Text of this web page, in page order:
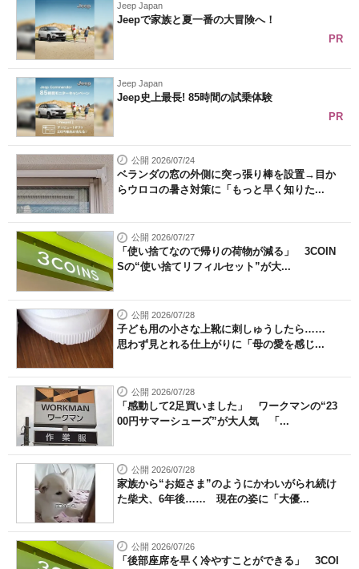
Jeep Japan
Jeepで家族と夏一番の大冒険へ！
PR
Jeep Japan
Jeep史上最長! 85時間の試乗体験
PR
公開 2026/07/24
ベランダの窓の外側に突っ張り棒を設置→目か
らウロコの暑さ対策に「もっと早く知りた...
公開 2026/07/27
「使い捨てなので帰りの荷物が減る」 3COIN
Sの“使い捨てリフィルセット”が大...
公開 2026/07/28
子ども用の小さな上靴に刺しゅうしたら……
思わず見とれる仕上がりに「母の愛を感じ...
公開 2026/07/28
「感動して2足買いました」 ワークマンの“23
00円サマーシューズ”が大人気 「...
公開 2026/07/28
家族から“お姫さま”のようにかわいがられ続け
た柴犬、6年後…… 現在の姿に「大優...
公開 2026/07/26
「後部座席を早く冷やすことができる」 3COI